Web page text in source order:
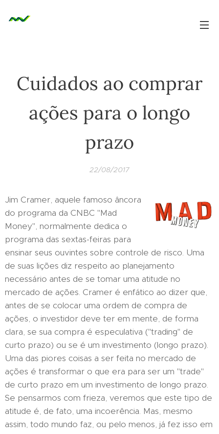
Cuidados ao comprar
ações para o longo
prazo
22/08/2017
Jim Cramer, aquele famoso âncora
do programa da CNBC "Mad
Money", normalmente dedica o
programa das sextas-feiras para
ensinar seus ouvintes sobre controle de risco. Uma
de suas lições diz respeito ao planejamento
necessário antes de se tomar uma atitude no
mercado de ações. Cramer é enfático ao dizer que,
antes de se colocar uma ordem de compra de
ações, o investidor deve ter em mente, de forma
clara, se sua compra é especulativa ("trading" de
curto prazo) ou se é um investimento (longo prazo).
Uma das piores coisas a ser feita no mercado de
ações é transformar o que era para ser um "trade"
de curto prazo em um investimento de longo prazo.
Se pensarmos com frieza, veremos que este tipo de
atitude é, de fato, uma incoerência. Mas, mesmo
assim, todo mundo faz, ou pelo menos, já fez isso em